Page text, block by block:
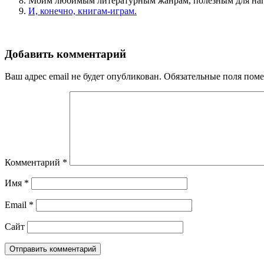
И, конечно, книгам-играм.
Добавить комментарий
Ваш адрес email не будет опубликован. Обязательные поля
Комментарий *
Имя *
Email *
Сайт